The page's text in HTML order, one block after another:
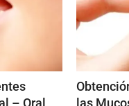
– Oral
las